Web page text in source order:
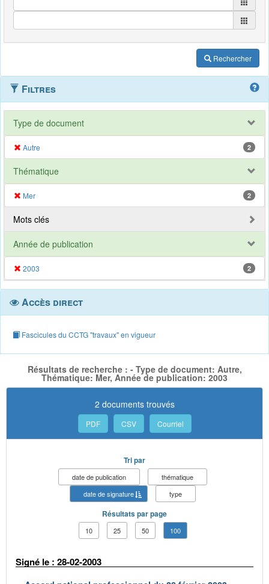
Rechercher
Filtres
Type de document
Autre 2
Thématique
Mer 2
Mots clés
Année de publication
2003 2
Accès direct
Fascicules du CCTG "travaux" en vigueur
Résultats de recherche : - Type de document: Autre,
Thématique: Mer, Année de publication: 2003
2 documents trouvés
PDF CSV Courriel
Tri par
date de publication
thématique
date de signature
type
Résultats par page
10 25 50 100
Signé le : 28-02-2003